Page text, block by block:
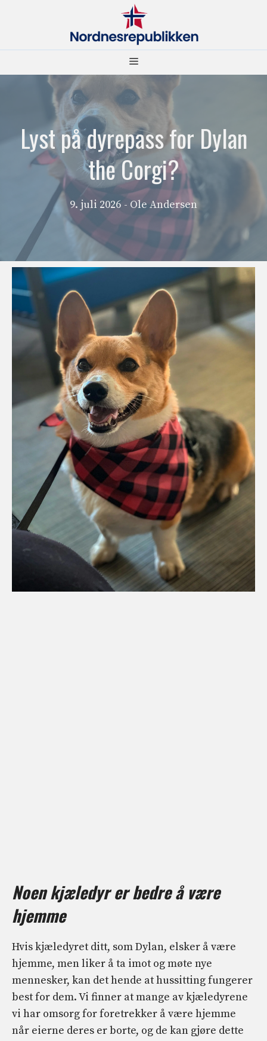
Meny
Lyst på dyrepass for Dylan
the Corgi?
9. juli 2026 - Ole Andersen
Noen kjæledyr er bedre å være
hjemme
Hvis kjæledyret ditt, som Dylan, elsker å være
hjemme, men liker å ta imot og møte nye
mennesker, kan det hende at hussitting fungerer
best for dem. Vi finner at mange av kjæledyrene
vi har omsorg for foretrekker å være hjemme
når eierne deres er borte, og de kan gjøre dette